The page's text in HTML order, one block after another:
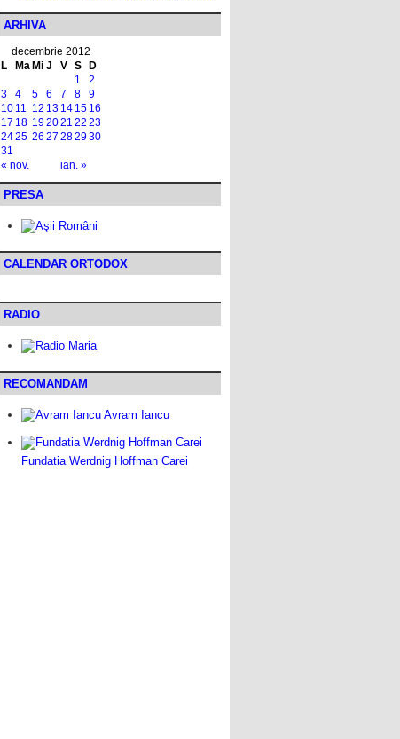
ARHIVA
decembrie 2012
L
Ma Mi J V S D
« nov. ian. »
1
2
3
4 5 6 7 8
9
10 11 12 13 14 15 16
17 18 192021 22 23
2425 26 27 282930
31
PRESA
CALENDAR ORTODOX
RADIO
RECOMANDAM
Avram Iancu
Fundatia Werdnig Hoffman Carei